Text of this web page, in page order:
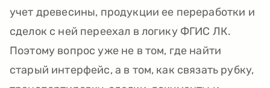
учет древесины, продукции ее переработки и
сделок с ней переехал в логику ФГИС ЛК.
Поэтому вопрос уже не в том, где найти
старый интерфейс, а в том, как связать рубку,